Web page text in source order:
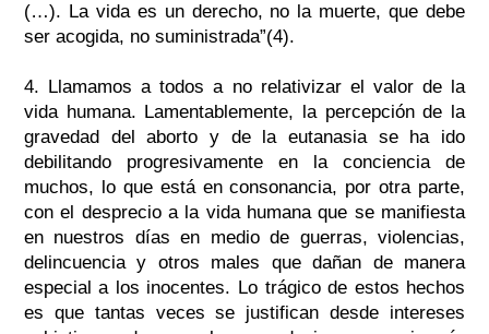
(…). La vida es un derecho, no la muerte, que debe
ser acogida, no suministrada”(4).
4. Llamamos a todos a no relativizar el valor de la
vida humana. Lamentablemente, la percepción de la
gravedad del aborto y de la eutanasia se ha ido
debilitando progresivamente en la conciencia de
muchos, lo que está en consonancia, por otra parte,
con el desprecio a la vida humana que se manifiesta
en nuestros días en medio de guerras, violencias,
delincuencia y otros males que dañan de manera
especial a los inocentes. Lo trágico de estos hechos
es que tantas veces se justifican desde intereses